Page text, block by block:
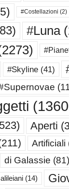
#Costellazioni (2)
#Luna
#Skyline (41)
Aperti
Artificiali
di Galassie (81)
(14)